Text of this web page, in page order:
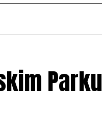
Parku